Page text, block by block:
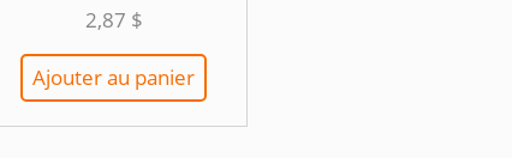
2,87 $
Ajouter au panier